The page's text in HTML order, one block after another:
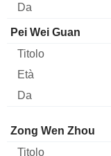
Pei Wei Guan
Amministratore
Zong Wen Zhou